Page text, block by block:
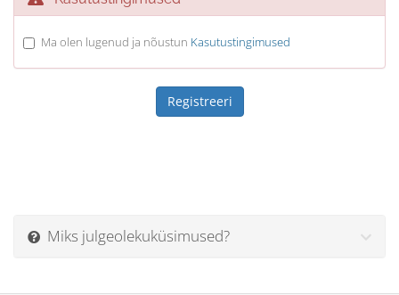
Ma olen lugenud ja nõustun Kasutustingimused
Miks julgeolekuküsimused?